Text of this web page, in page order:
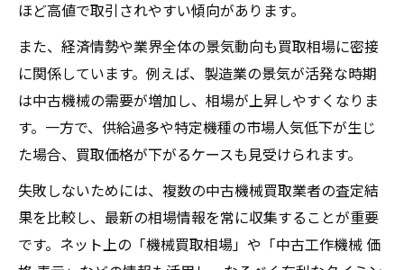
ほど高値で取引されやすい傾向があります。
また、経済情勢や業界全体の景気動向も買取相場に密接
に関係しています。例えば、製造業の景気が活発な時期
は中古機械の需要が増加し、相場が上昇しやすくなりま
す。一方で、供給過多や特定機種の市場人気低下が生じ
た場合、買取価格が下がるケースも見受けられます。
失敗しないためには、複数の中古機械買取業者の査定結
果を比較し、最新の相場情報を常に収集することが重要
です。ネット上の「機械買取相場」や「中古工作機械 価